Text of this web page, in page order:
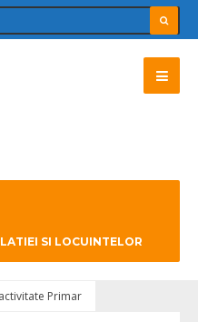
SI LOCUINTELOR
Primar